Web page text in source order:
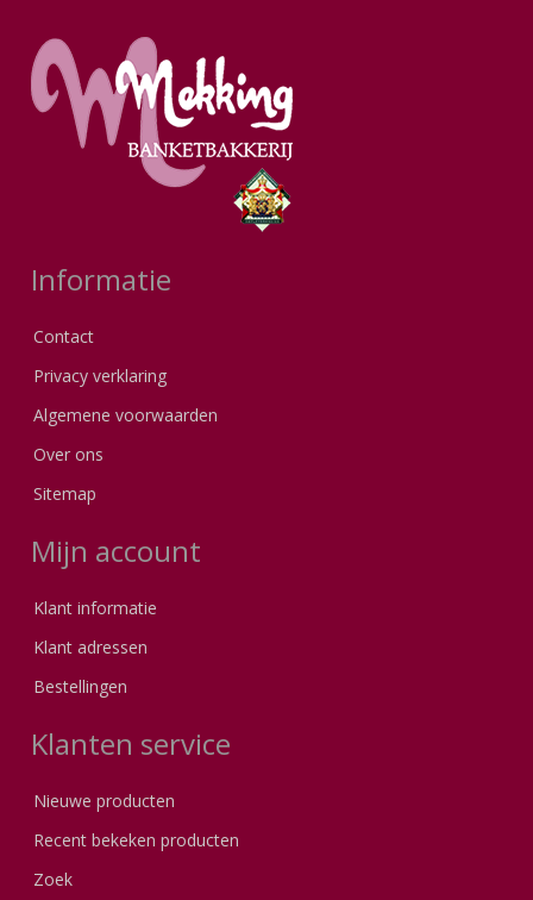
Informatie
Contact
Privacy verklaring
Algemene voorwaarden
Over ons
Sitemap
Mijn account
Klant informatie
Klant adressen
Bestellingen
Klanten service
Nieuwe producten
Recent bekeken producten
Zoek